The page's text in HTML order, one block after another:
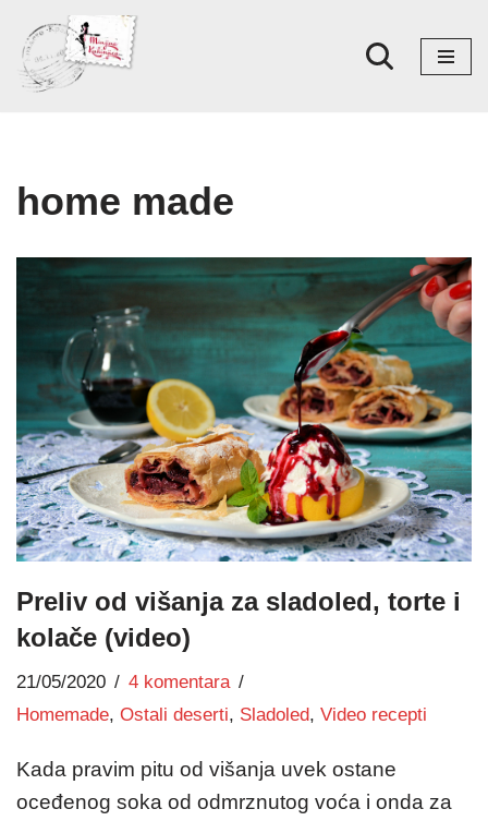
Skoči
na
home made
Preliv od višanja za sladoled, torte i
kolače (video)
21/05/2020
4 komentara
Homemade, Ostali deserti, Sladoled, Video recepti
Kada pravim pitu od višanja uvek ostane
oceđenog soka od odmrznutog voća i onda za